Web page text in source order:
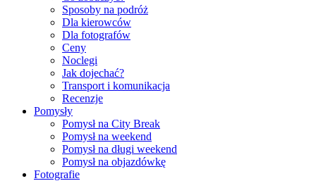
Sposoby na podróż
Dla kierowców
Dla fotografów
Ceny
Noclegi
Jak dojechać?
Transport i komunikacja
Recenzje
Pomysły
Pomysł na City Break
Pomysł na weekend
Pomysł na długi weekend
Pomysł na objazdówkę
Fotografie